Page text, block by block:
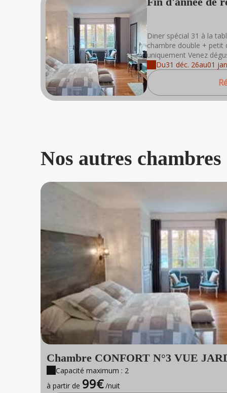
Diner spécial 31 à la
chambre double + petit
uniquement Venez
Du31 déc. 26au01
Nos autres chambres
Chambre CONFORT N°3 VUE
Uniquement
Capacité maximum : 2
à partir de 99€/nuit